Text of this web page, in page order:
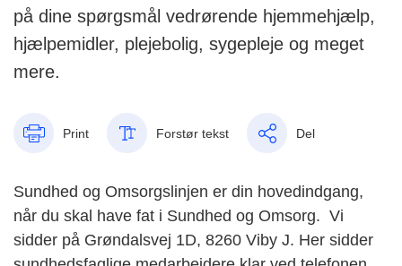
på dine spørgsmål vedrørende hjemmehjælp,
hjælpemidler, plejebolig, sygepleje og meget
mere.
Print Forstør tekst Del
Sundhed og Omsorgslinjen er din hovedindgang,
når du skal have fat i Sundhed og Omsorg. Vi
sidder på Grøndalsvej 1D, 8260 Viby J. Her sidder